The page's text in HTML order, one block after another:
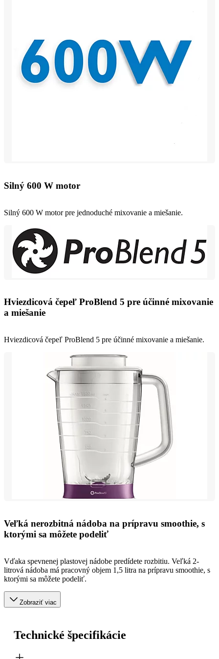
Silný 600 W motor
Silný 600 W motor pre jednoduché mixovanie a miešanie.
Hviezdicová čepeľ ProBlend 5 pre účinné mixovanie
a miešanie
Hviezdicová čepeľ ProBlend 5 pre účinné mixovanie a miešanie.
Veľká nerozbitná nádoba na prípravu smoothie, s
ktorými sa môžete podeliť
Vďaka spevnenej plastovej nádobe predídete rozbitiu. Veľká 2-
litrová nádoba má pracovný objem 1,5 litra na prípravu smoothie, s
ktorými sa môžete podeliť.
Zobraziť viac
Technické špecifikácie